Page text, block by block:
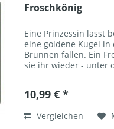
Froschkönig
Eine Prinzessin lässt
eine goldene Kugel in
Brunnen fallen. Ein
sie ihr wieder - unter
Das Versprechen ist
10,99 € *
Vergleichen